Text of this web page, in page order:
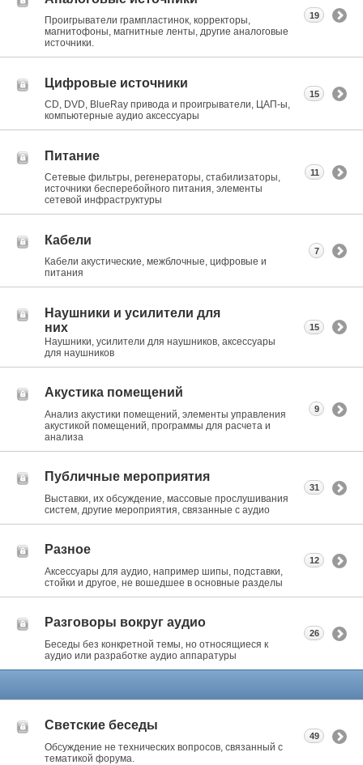
Проигрыватели грампластинок, корректоры,
магнитофоны, магнитные ленты, другие аналоговые
источники.
19
Цифровые источники
CD, DVD, BlueRay привода и проигрыватели, ЦАП-ы,
компьютерные аудио аксессуары
15
Питание
Сетевые фильтры, регенераторы, стабилизаторы,
источники бесперебойного питания, элементы
сетевой инфраструктуры
11
Кабели
Кабели акустические, межблочные, цифровые и
питания
7
Наушники и усилители для
них
Наушники, усилители для наушников, аксессуары
для наушников
15
Акустика помещений
Анализ акустики помещений, элементы управления
акустикой помещений, программы для расчета и
анализа
9
Публичные мероприятия
Выставки, их обсуждение, массовые прослушивания
систем, другие мероприятия, связанные с аудио
31
Разное
Аксессуары для аудио, например шипы, подставки,
стойки и другое, не вошедшее в основные разделы
12
Разговоры вокруг аудио
Беседы без конкретной темы, но относящиеся к
аудио или разработке аудио аппаратуры
26
Светские беседы
Обсуждение не технических вопросов, связанный с
тематикой форума.
49